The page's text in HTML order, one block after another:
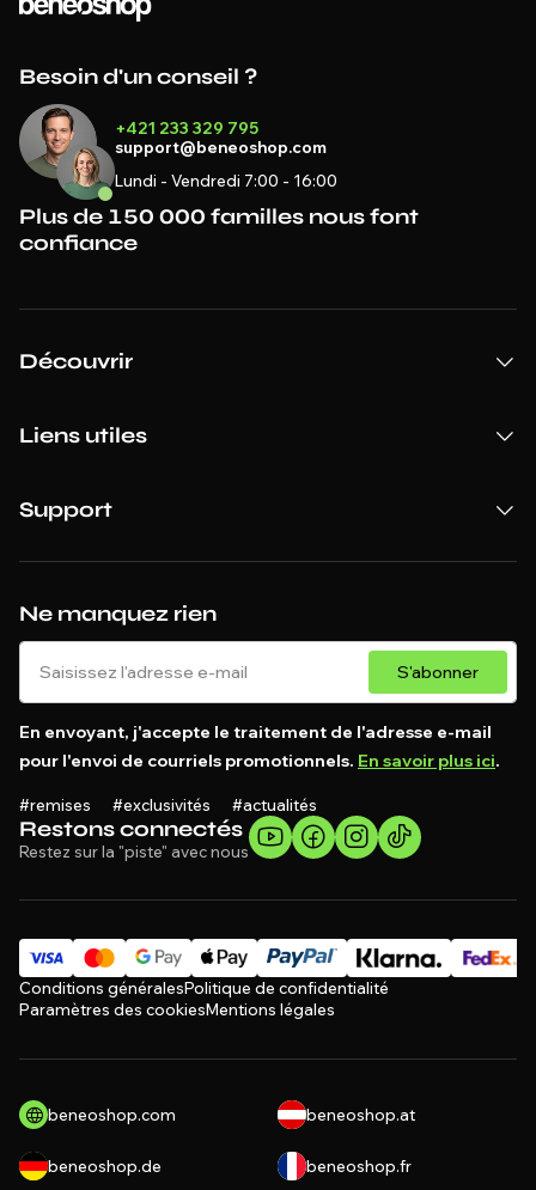
Restons connectés
Restez sur la "piste" avec nous
Ne manquez rien
S'abonner
En envoyant, j'accepte le traitement de l'adresse e-mail
pour l'envoi de courriels promotionnels. En savoir plus ici.
#remises #exclusivités #actualités
Besoin d'un conseil ?
+421 233 329 795
support@beneoshop.com
Lundi - Vendredi 7:00 - 16:00
Plus de 150 000 familles nous font
confiance
Découvrir
Liens utiles
Support
Conditions généralesPolitique de confidentialité
Paramètres des cookiesMentions légales
beneoshop.com beneoshop.at
beneoshop.de beneoshop.fr